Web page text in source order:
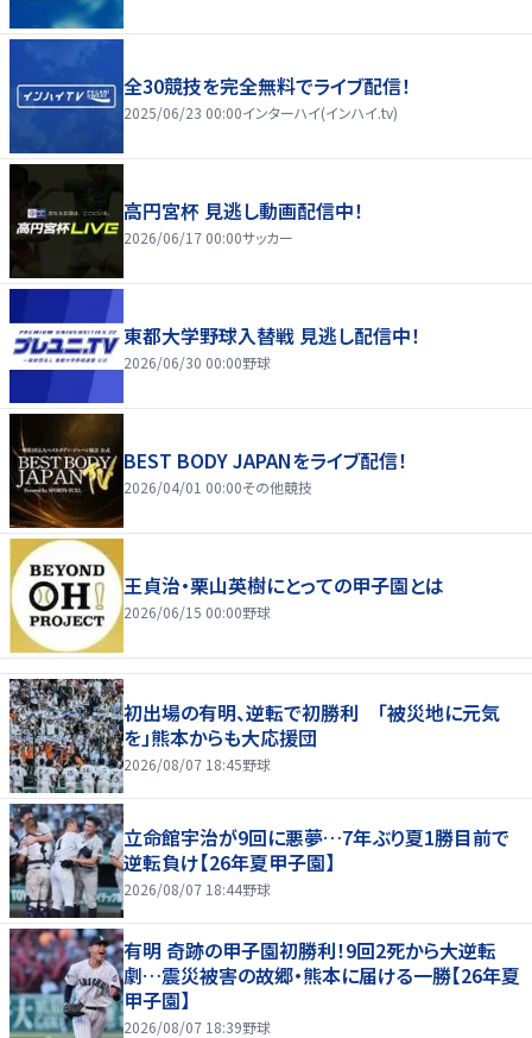
全30競技を完全無料でライブ配信！
2025/06/23 00:00インターハイ(インハイ.tv)
高円宮杯 見逃し動画配信中！
2026/06/17 00:00サッカー
東都大学野球入替戦 見逃し配信中！
2026/06/30 00:00野球
BEST BODY JAPANをライブ配信！
2026/04/01 00:00その他競技
王貞治・栗山英樹にとっての甲子園とは
2026/06/15 00:00野球
初出場の有明、逆転で初勝利 「被災地に元気
を」熊本からも大応援団
2026/08/07 18:45野球
立命館宇治が9回に悪夢…7年ぶり夏1勝目前で
逆転負け【26年夏甲子園】
2026/08/07 18:44野球
有明 奇跡の甲子園初勝利！9回2死から大逆転
劇…震災被害の故郷・熊本に届ける一勝【26年夏
甲子園】
2026/08/07 18:39野球